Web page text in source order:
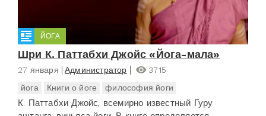
ЙОГА
Шри К. Паттабхи Джойс «Йога-мала»
27 января Администратор
3715
йога
Книги о йоге философия йоги
К. Паттабхи Джойс, всемирно известный Гуру